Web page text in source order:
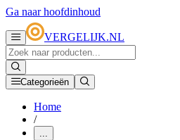
Ga naar hoofdinhoud
VERGELIJK.NL
Categorieën
Home
/
...